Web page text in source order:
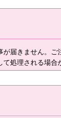
届きません。ご
処理される場